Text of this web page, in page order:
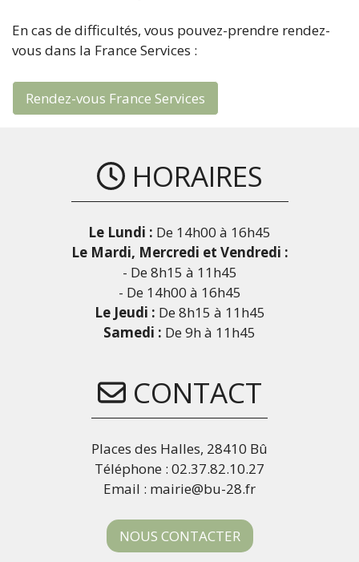
En cas de difficultés, vous pouvez-prendre rendez-
vous dans la France Services :
Rendez-vous France Services
HORAIRES
Le Lundi : De 14h00 à 16h45
Le Mardi, Mercredi et Vendredi :
- De 8h15 à 11h45
- De 14h00 à 16h45
Le Jeudi : De 8h15 à 11h45
Samedi : De 9h à 11h45
CONTACT
Places des Halles, 28410 Bû
Téléphone : 02.37.82.10.27
Email : mairie@bu-28.fr
NOUS CONTACTER